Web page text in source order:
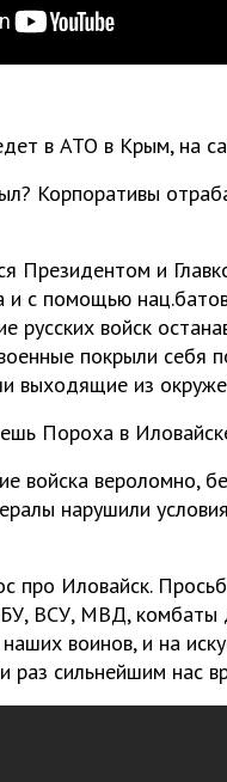
в АТО в Крым, на
Корпоративы
Президентом и
и с помощью
русских войск
покрыли
выходящие из
Пороха в
войска вероломно,
нарушили
про Иловайск.
ВСУ, МВД,
воинов, и на
раз сильнейшим нас